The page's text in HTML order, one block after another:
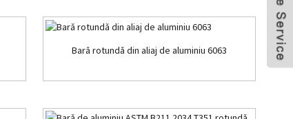
Bară rotundă din aliaj de aluminiu 6063